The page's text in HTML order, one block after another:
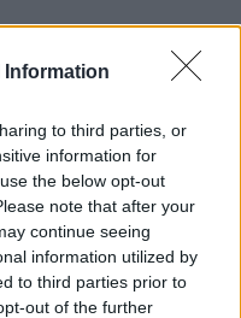
Information
to third parties, or
information for
the below opt-out
note that after your
continue seeing
information utilized by
to third parties prior to
out of the further